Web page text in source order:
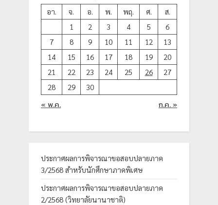
อา.
จ. อ. พ. พฤ. ศ.
ส.
1
2 3 4 5
6
7
8 9 10 11 12
13
14
15 16 17 18 19
20
21
22 23 24 25 26
27
28
29 30
« พ.ค. ก.ค. »
ประกาศผลการพิจารณาขอสอบปลายภาค
3/2568 สำหรับนักศึกษาภาคพิเศษ
ประกาศผลการพิจารณาขอสอบปลายภาค
2/2568 (วิทยาลัยนานาชาติ)